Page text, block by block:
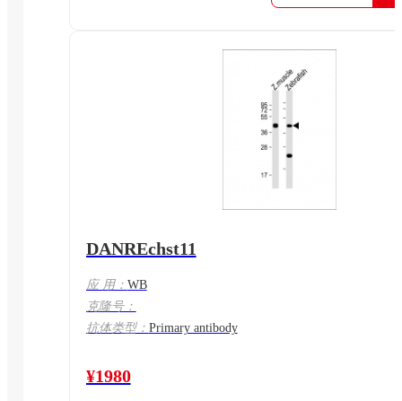
DANREchst11
应 用： WB
克隆号：
抗体类型： Primary antibody
¥1980